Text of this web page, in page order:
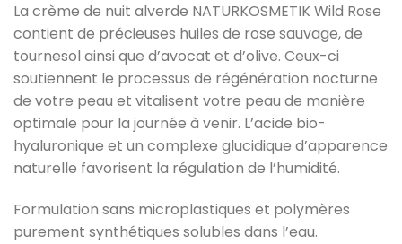
La crème de nuit alverde NATURKOSMETIK Wild Rose
contient de précieuses huiles de rose sauvage, de
tournesol ainsi que d’avocat et d’olive. Ceux-ci
soutiennent le processus de régénération nocturne
de votre peau et vitalisent votre peau de manière
optimale pour la journée à venir. L’acide bio-
hyaluronique et un complexe glucidique d’apparence
naturelle favorisent la régulation de l’humidité.
Formulation sans microplastiques et polymères
purement synthétiques solubles dans l’eau.